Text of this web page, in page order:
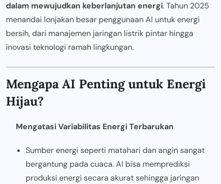
dalam mewujudkan keberlanjutan energi. Tahun 2025
menandai lonjakan besar penggunaan AI untuk energi
bersih, dari manajemen jaringan listrik pintar hingga
inovasi teknologi ramah lingkungan.
Mengapa AI Penting untuk Energi
Hijau?
Mengatasi Variabilitas Energi Terbarukan
Sumber energi seperti matahari dan angin sangat
bergantung pada cuaca. AI bisa memprediksi
produksi energi secara akurat sehingga jaringan